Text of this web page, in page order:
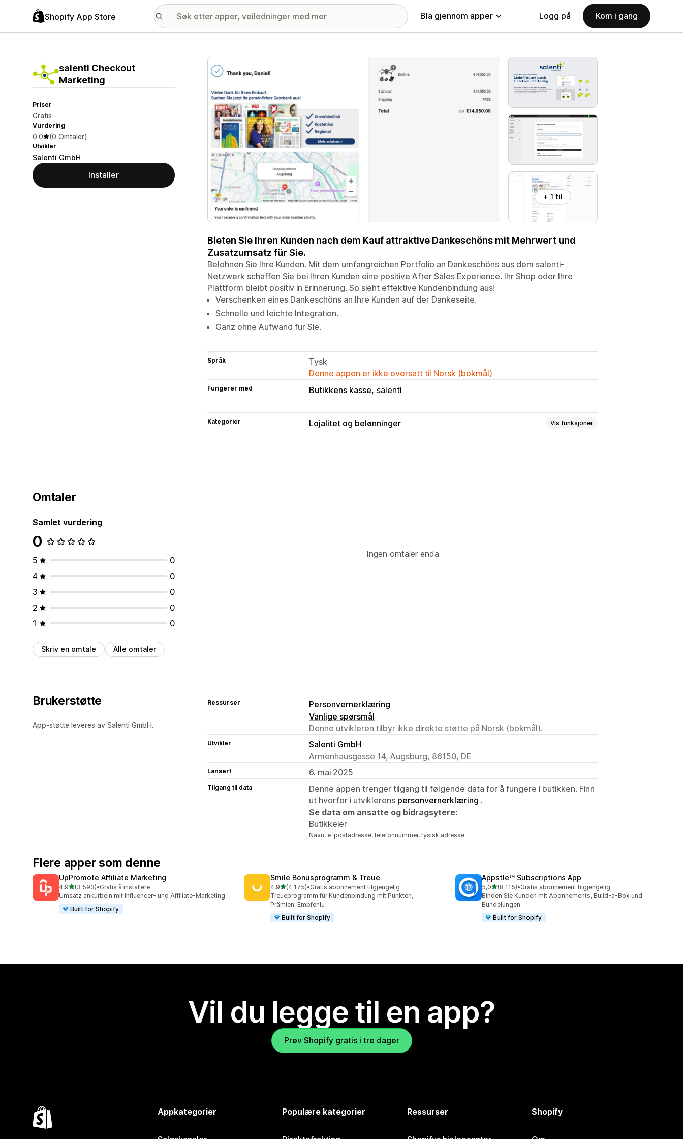
Shopify App Store Bla gjennom apper Logg på Kom i gang
salenti Checkout
Marketing
Priser
Gratis
Vurdering
0.0 (0 Omtaler)
Utvikler
Salenti GmbH
Installer
Galleri med fremhevede bilder
+ 1 til
Bieten Sie Ihren Kunden nach dem Kauf attraktive Dankeschöns mit Mehrwert und
Zusatzumsatz für Sie.
Belohnen Sie Ihre Kunden. Mit dem umfangreichen Portfolio an Dankeschöns aus dem salenti-
Netzwerk schaffen Sie bei Ihren Kunden eine positive After Sales Experience. Ihr Shop oder Ihre
Plattform bleibt positiv in Erinnerung. So sieht effektive Kundenbindung aus!
Verschenken eines Dankeschöns an Ihre Kunden auf der Dankeseite.
Schnelle und leichte Integration.
Ganz ohne Aufwand für Sie.
Språk
Tysk
Denne appen er ikke oversatt til Norsk (bokmål)
Fungerer med Butikkens kasse salenti
Kategorier Lojalitet og belønninger Vis funksjoner
Omtaler
Samlet vurdering
0
5
0
4
0
3
0
2
0
1
0
Skriv en omtale Alle omtaler
Ingen omtaler enda
Brukerstøtte
App-støtte leveres av Salenti GmbH.
Ressurser
Personvernerklæring
Vanlige spørsmål
Denne utvikleren tilbyr ikke direkte støtte på Norsk (bokmål).
Utvikler
Salenti GmbH
Armenhausgasse 14, Augsburg, 86150, DE
Lansert 6. mai 2025
Tilgang til data
Denne appen trenger tilgang til følgende data for å fungere i butikken. Finn
ut hvorfor i utviklerens personvernerklæring .
Se data om ansatte og bidragsytere:
Butikkeier
Navn, e-postadresse, telefonnummer, fysisk adresse
Flere apper som denne
UpPromote Affiliate Marketing
4,9av 5 stjerner
(3 593)
Totalt 3593 omtaler
•Gratis å installere
Umsatz ankurbeln mit Influencer- und Affiliate-Marketing
Built for Shopify
Smile Bonusprogramm & Treue
4,9av 5 stjerner
(4 175)
Totalt 4175 omtaler
•Gratis abonnement tilgjengelig
Treueprogramm für Kundenbindung mit Punkten,
Prämien, Empfehlu
Built for Shopify
Appstle℠ Subscriptions App
5,0av 5 stjerner
(8 115)
Totalt 8115 omtaler
•Gratis abonnement tilgjengelig
Binden Sie Kunden mit Abonnements, Build-a-Box und
Bündelungen
Built for Shopify
Vil du legge til en app?
Prøv Shopify gratis i tre dager
Appkategorier Populære kategorier Ressurser Shopify